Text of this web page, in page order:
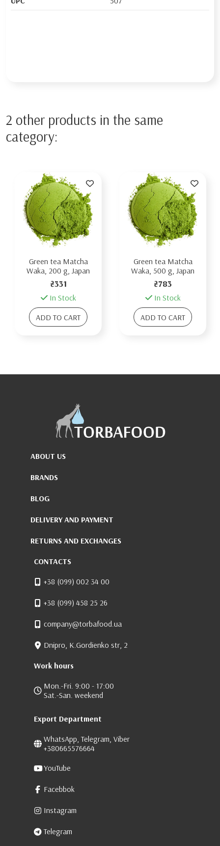
2 other products in the same
category:
Green tea Matcha
Waka, 200 g, Japan
₴331
In Stock
ADD TO CART
Green tea Matcha
Waka, 500 g, Japan
₴783
In Stock
ADD TO CART
ABOUT US
BRANDS
BLOG
DELIVERY AND PAYMENT
RETURNS AND EXCHANGES
CONTACTS
+38 (099) 002 34 00
+38 (099) 458 25 26
company@torbafood.ua
Dnipro, K.Gordienko str, 2
Work hours
Mon.-Fri. 9:00 - 17:00
Sat.-San. weekend
Export Department
WhatsApp, Telegram, Viber
+380665576664
YouTube
Facebbok
Instagram
Telegram